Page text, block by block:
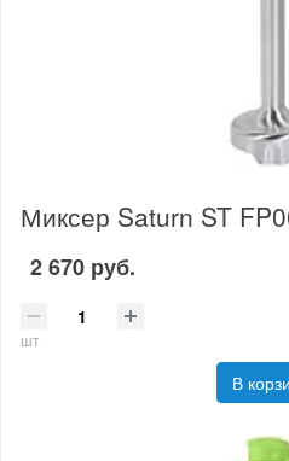
Миксер Saturn ST
2 670 руб.
шт
В